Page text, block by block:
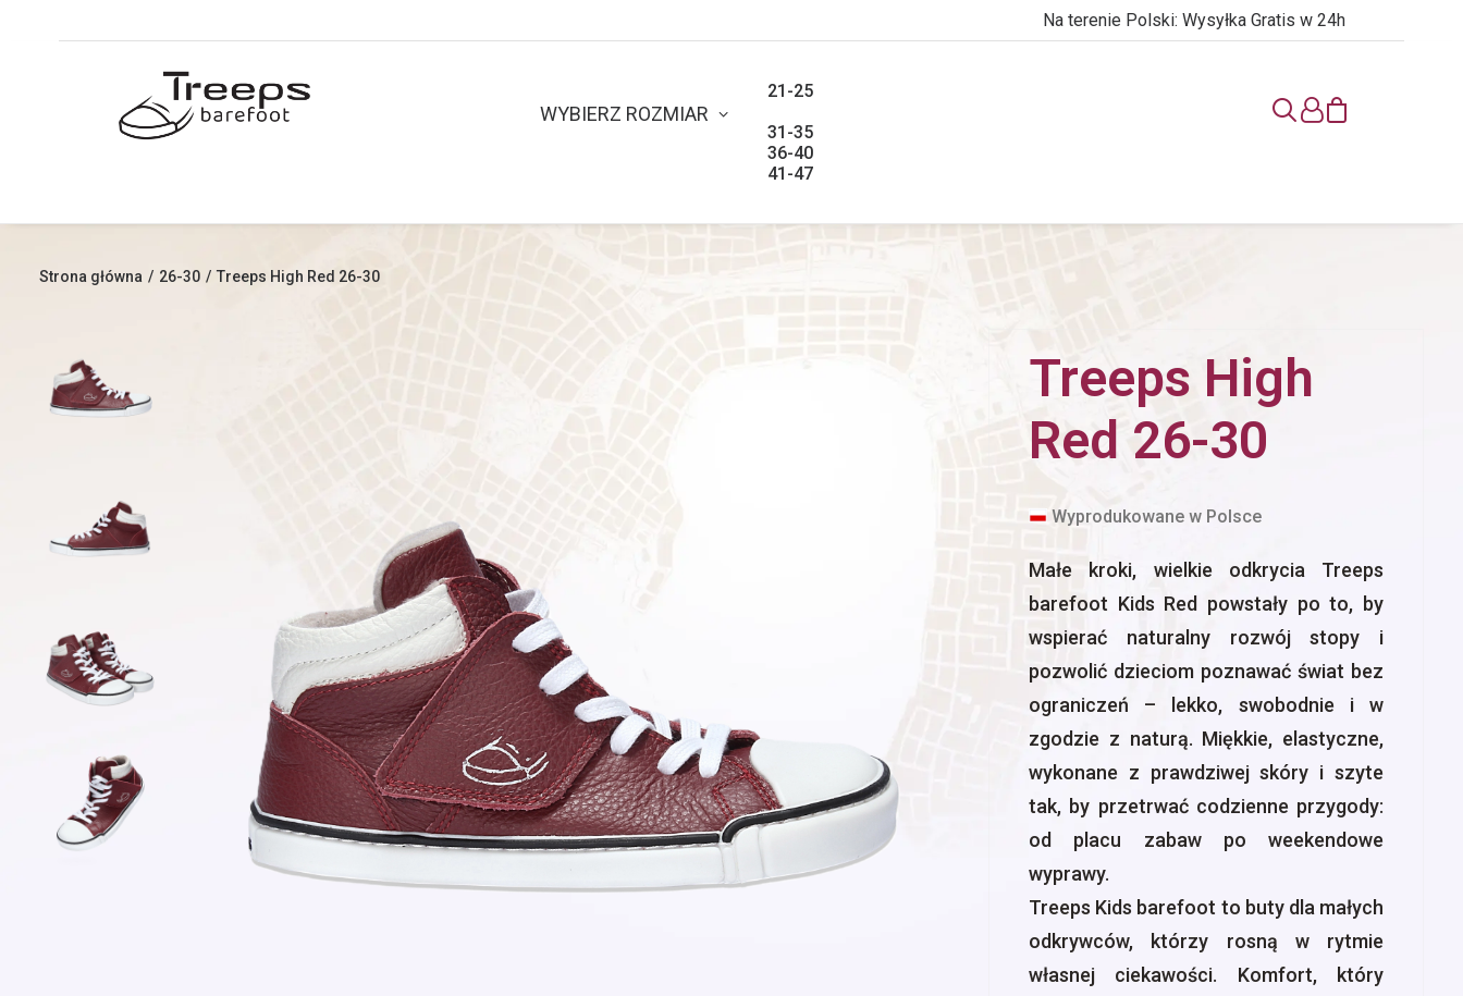
Na terenie Polski: Wysyłka Gratis w 24h
WYBIERZ ROZMIAR
21-25
31-35
36-40
41-47
Strona główna 26-30 Treeps High Red 26-30
Treeps High
Red 26-30
Wyprodukowane w Polsce
Małe kroki, wielkie odkrycia Treeps
barefoot Kids Red powstały po to, by
wspierać naturalny rozwój stopy i
pozwolić dzieciom poznawać świat bez
ograniczeń – lekko, swobodnie i w
zgodzie z naturą. Miękkie, elastyczne,
wykonane z prawdziwej skóry i szyte
tak, by przetrwać codzienne przygody:
od placu zabaw po weekendowe
wyprawy.
Treeps Kids barefoot to buty dla małych
odkrywców, którzy rosną w rytmie
własnej ciekawości. Komfort, który